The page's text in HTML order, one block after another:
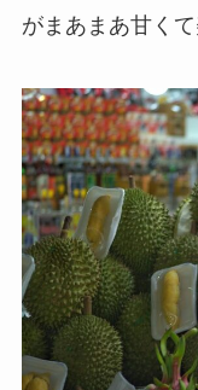
がまあまあ甘く